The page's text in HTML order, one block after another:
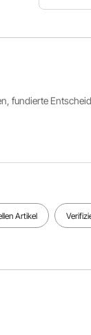
150
fundierte
Artikel